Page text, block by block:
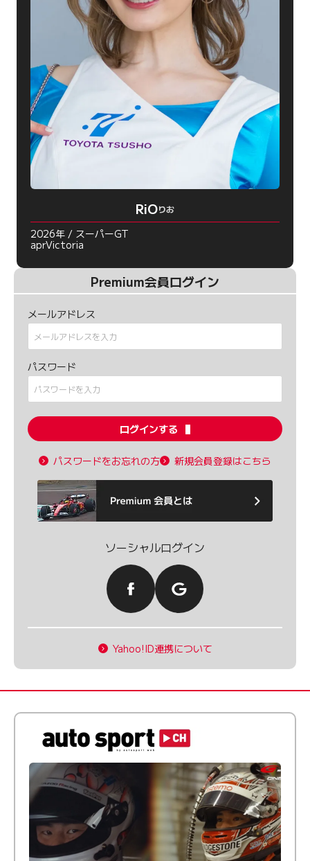
RiOりお
2026年 / スーパーGT
aprVictoria
Premium会員ログイン
メールアドレス
パスワード
ログインする
パスワードをお忘れの方 新規会員登録はこちら
ソーシャルログイン
Yahoo!ID連携について